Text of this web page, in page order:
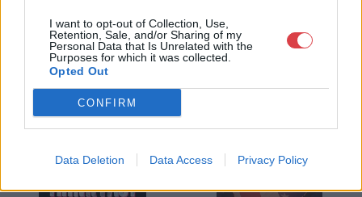
I want to opt-out of Collection, Use,
Retention, Sale, and/or Sharing of my
Personal Data that Is Unrelated with the
Purposes for which it was collected.
Opted Out
CONFIRM
Data Deletion Data Access Privacy Policy
KAPCSOLÓDÓ MŰTÁRGYAK